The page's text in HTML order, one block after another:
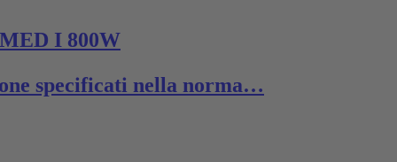
I 800W
specificati nella norma…